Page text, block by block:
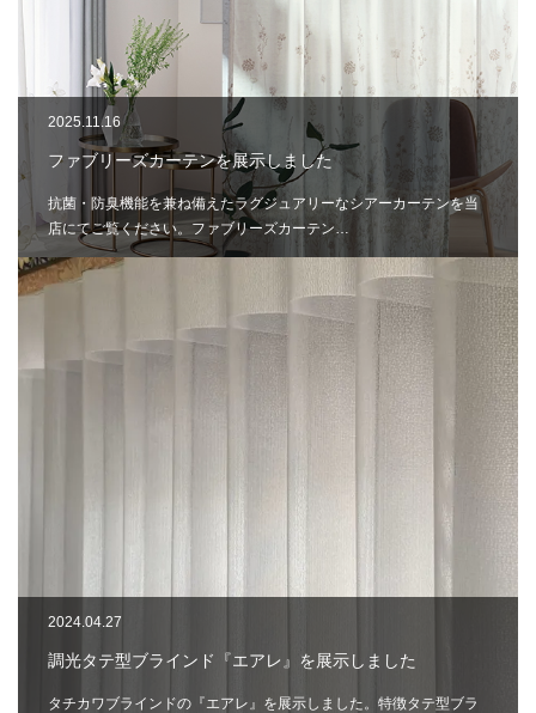
2025.11.16
ファブリーズカーテンを展示しました
抗菌・防臭機能を兼ね備えたラグジュアリーなシアーカーテンを当
店にてご覧ください。ファブリーズカーテン…
2024.04.27
調光タテ型ブラインド『エアレ』を展示しました
タチカワブラインドの『エアレ』を展示しました。特徴タテ型ブラ